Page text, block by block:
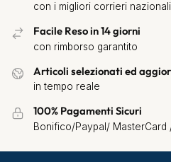
con i migliori corrieri nazionali
Facile Reso in 14 giorni
con rimborso garantito
Articoli selezionati ed
in tempo reale
100% Pagamenti Sicuri
Bonifico/Paypal/ MasterCard